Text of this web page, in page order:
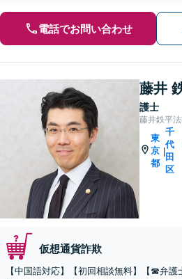
電話でお問い合わせ
藤井
護士
藤井鉄平
東
京
都
|
千
代
田
区
仮想通貨詐欺
【中国語対応】【初回相談無料】【☎︎弁